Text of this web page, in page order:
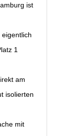
ist
1
am
isolierten
mit